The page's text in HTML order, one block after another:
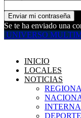
Se te ha enviado una
UNIVERSO
INICIO
LOCALES
NOTICIAS